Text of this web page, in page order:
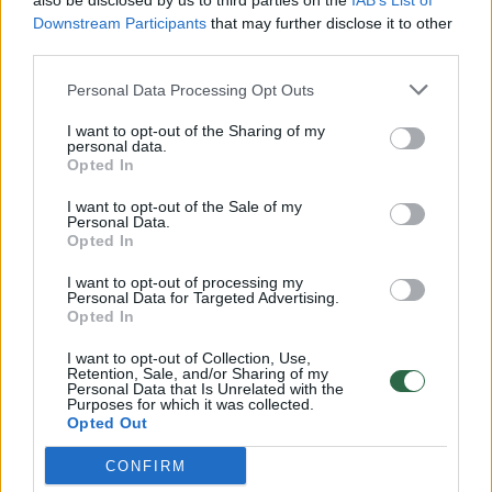
Downstream Participants that may further disclose it to other
Personal Data Processing Opt Outs
I want to opt-out of the Sharing of my
personal data.
Opted In
I want to opt-out of the Sale of my
Personal Data.
Opted In
I want to opt-out of processing my
Personal Data for Targeted Advertising.
Opted In
I want to opt-out of Collection, Use,
Retention, Sale, and/or Sharing of my
Personal Data that Is Unrelated with the
Purposes for which it was collected.
Opted Out
CONFIRM
vaiko gyvybių išgelbėti nepavyko
Žinios | Lietuvos diena
00:00:59
Nufilmavo, kaip patvino Vilniaus Vakarinis aplinkkelis:
vaizdas pribloškia
Žinios | Lietuvos diena
„Pagarba pirmajai premjerei“: pasidalijo jautriais
prisiminimais apie Kazimierą Prunskienę
Žinios | Lietuvos diena